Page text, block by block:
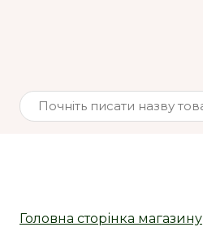
Головна сторінка магазину